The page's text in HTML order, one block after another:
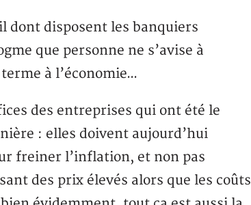
dont disposent les banquiers
que personne ne s’avise à
à l’économie…
des entreprises qui ont été le
: elles doivent aujourd’hui
freiner l’inflation, et non pas
des prix élevés alors que les coûts